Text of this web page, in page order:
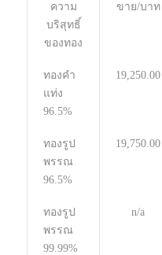
ความ
บริสุทธิ์
ของทอง
ขาย/บาท
ทองคำ
แท่ง
96.5%
19,250.00
ทองรูป
พรรณ
96.5%
19,750.00
ทองรูป
พรรณ
99.99%
n/a